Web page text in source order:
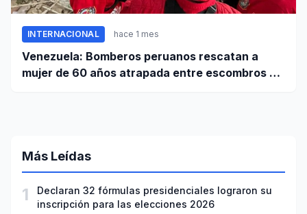
INTERNACIONAL hace 1 mes
Venezuela: Bomberos peruanos rescatan a
mujer de 60 años atrapada entre escombros de
Más Leídas
1
Declaran 32 fórmulas presidenciales lograron su
inscripción para las elecciones 2026